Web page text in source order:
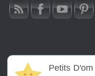
Petits D'om